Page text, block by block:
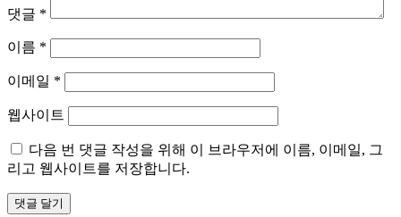
댓글 *
이름 *
이메일 *
웹사이트
다음 번 댓글 작성을 위해 이 브라우저에 이름, 이메일, 그
리고 웹사이트를 저장합니다.